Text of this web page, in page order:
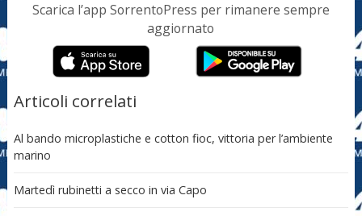
Scarica l’app SorrentoPress per rimanere sempre
aggiornato
Articoli correlati
Al bando microplastiche e cotton fioc, vittoria per l’ambiente
marino
Martedì rubinetti a secco in via Capo